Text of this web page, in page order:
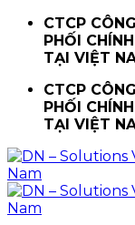
ChuyểnCTCP
PHỐI
TẠI VIỆT
CTCP
PHỐI
TẠI VIỆT